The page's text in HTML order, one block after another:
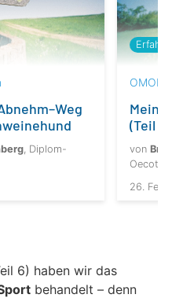
, Diplom-
Mein
(Teil 6):
von Britta
26.
6) haben wir das
behandelt – denn